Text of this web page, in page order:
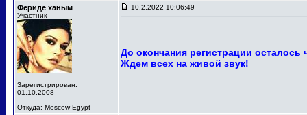
Фериде ханым
Участник
Зарегистрирован:
01.10.2008
Откуда: Moscow-Egypt
10.2.2022 10:06:49
До окончания регистрации
Ждем всех на живой звук!